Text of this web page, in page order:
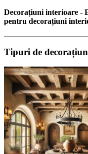
Decorațiuni interioare -
pentru decorațiuni
Tipuri de